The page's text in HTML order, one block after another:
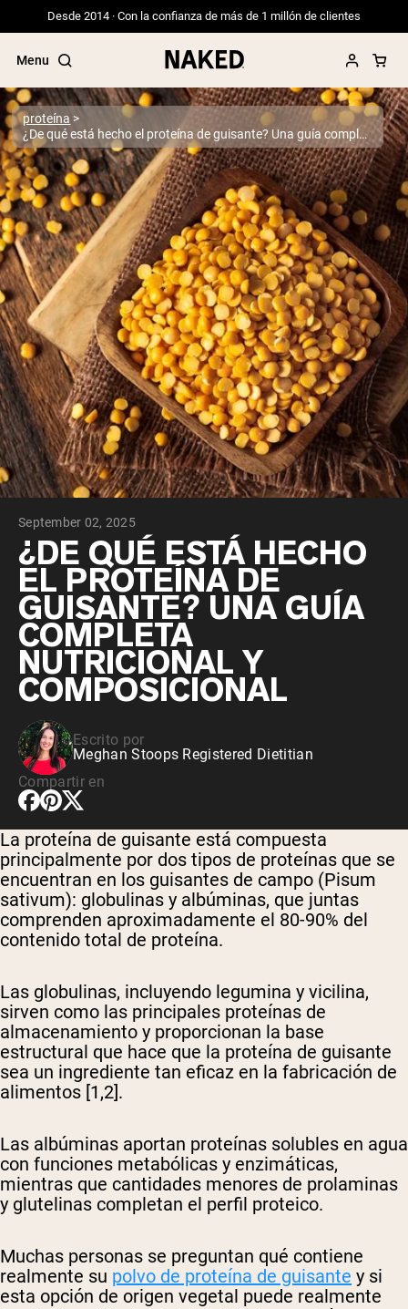
Desde 2014 · Con la confianza de más de 1 millón de clientes
Menu
Términos de Búsqueda Populares
”Protein Powder“
”Overnight Oats“
”Vegan protein“
”Collagen“
”Micellar Casein“
proteína
¿De qué está hecho el proteína de guisante? Una guía completa nutricional y composicional
September 02, 2025
¿DE QUÉ ESTÁ HECHO
EL PROTEÍNA DE
GUISANTE? UNA GUÍA
COMPLETA
NUTRICIONAL Y
COMPOSICIONAL
Escrito por
Meghan Stoops Registered Dietitian
Compartir en
La proteína de guisante está compuesta
principalmente por dos tipos de proteínas que se
encuentran en los guisantes de campo (Pisum
sativum): globulinas y albúminas, que juntas
comprenden aproximadamente el 80-90% del
contenido total de proteína.
Las globulinas, incluyendo legumina y vicilina,
sirven como las principales proteínas de
almacenamiento y proporcionan la base
estructural que hace que la proteína de guisante
sea un ingrediente tan eficaz en la fabricación de
alimentos [1,2].
Las albúminas aportan proteínas solubles en agua
con funciones metabólicas y enzimáticas,
mientras que cantidades menores de prolaminas
y glutelinas completan el perfil proteico.
Muchas personas se preguntan qué contiene
realmente su polvo de proteína de guisante y si
esta opción de origen vegetal puede realmente